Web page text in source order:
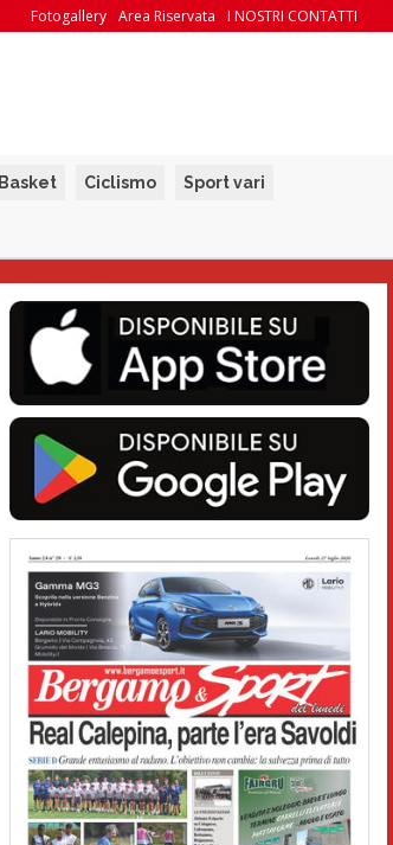
I NOSTRI CONTATTI
Area Riservata
Fotogallery
Basket Ciclismo Sport vari